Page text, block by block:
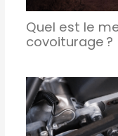
Quel est le
covoiturage ?